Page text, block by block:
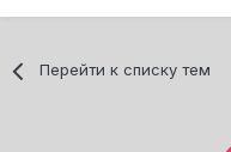
Перейти к списку тем